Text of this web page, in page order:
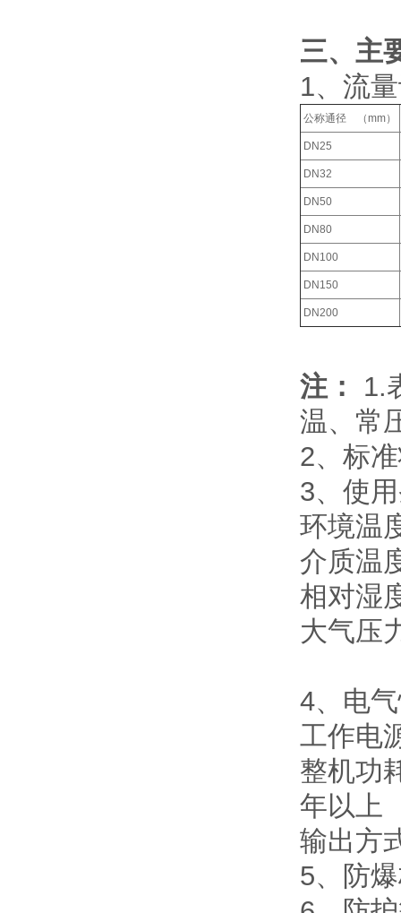
三、主
1、流
公称通径 （mm）
DN25
DN32
DN50
DN80
DN100
DN150
DN200
注： 1.
温、常
2、标
3、使
环境温
介质温
相对湿
大气压
4、电
工作电
整机功
年以上
输出方
5、防